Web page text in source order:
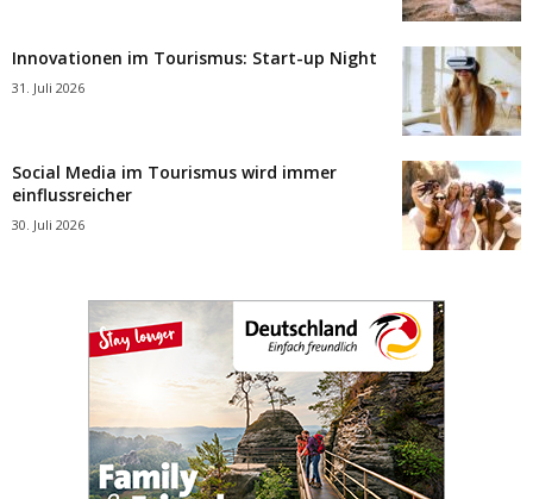
Innovationen im Tourismus: Start-up Night
31. Juli 2026
Social Media im Tourismus wird immer
einflussreicher
30. Juli 2026